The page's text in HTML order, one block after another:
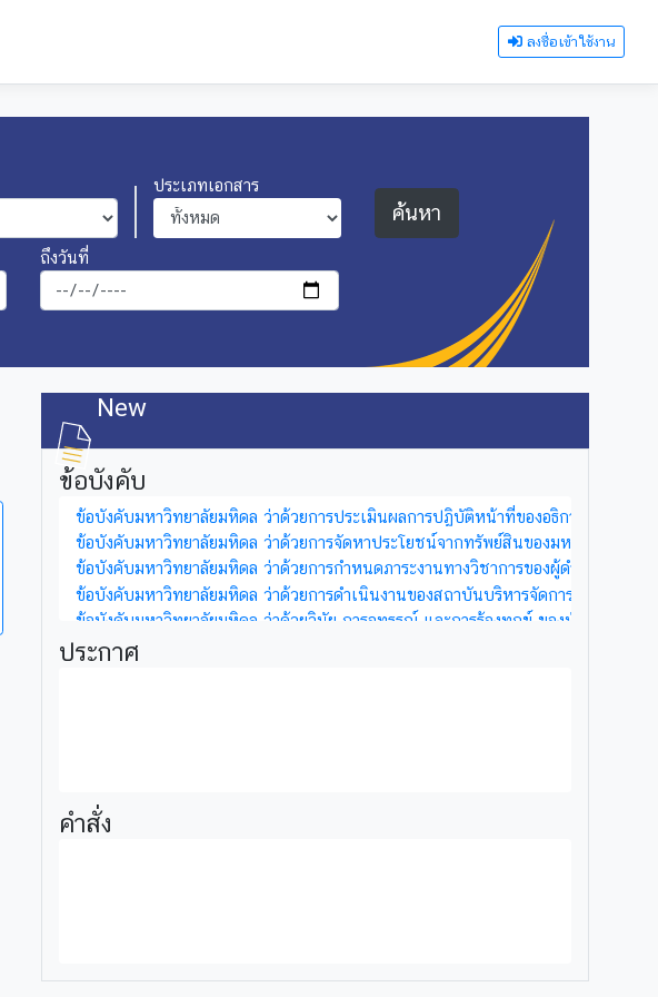
ลงชื่อเข้าใช้งาน
ประเภทเอกสาร
ค้นหา
ถึงวันที่
New
ข้อบังคับ
ข้อบังคับมหาวิทยาลัยมหิดล ว่าด้วยการประเมินผลการปฏิบัติหน้าที่ของอธิการบดี พ.ศ.
ข้อบังคับมหาวิทยาลัยมหิดล ว่าด้วยการจัดหาประโยชน์จากทรัพย์สินของมหาวิทยาลัย
ข้อบังคับมหาวิทยาลัยมหิดล ว่าด้วยการกำหนดภาระงานทางวิชาการของผู้ดำรงตำแหน่
ข้อบังคับมหาวิทยาลัยมหิดล ว่าด้วยการดำเนินงานของสถาบันบริหารจัดการเทคโนโล
ข้อบังคับมหาวิทยาลัยมหิดล ว่าด้วยวินัย การอุทธรณ์ และการร้องทุกข์ ของนักศึกษามห
ประกาศ
คำสั่ง